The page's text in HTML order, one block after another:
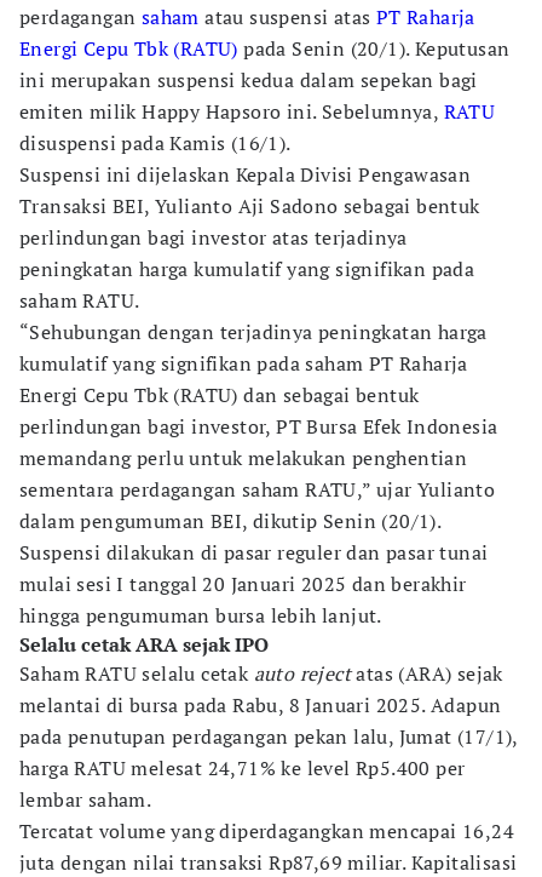
perdagangan saham atau suspensi atas PT Raharja
Energi Cepu Tbk (RATU) pada Senin (20/1). Keputusan
ini merupakan suspensi kedua dalam sepekan bagi
emiten milik Happy Hapsoro ini. Sebelumnya, RATU
disuspensi pada Kamis (16/1).
Suspensi ini dijelaskan Kepala Divisi Pengawasan
Transaksi BEI, Yulianto Aji Sadono sebagai bentuk
perlindungan bagi investor atas terjadinya
peningkatan harga kumulatif yang signifikan pada
saham RATU.
“Sehubungan dengan terjadinya peningkatan harga
kumulatif yang signifikan pada saham PT Raharja
Energi Cepu Tbk (RATU) dan sebagai bentuk
perlindungan bagi investor, PT Bursa Efek Indonesia
memandang perlu untuk melakukan penghentian
sementara perdagangan saham RATU,” ujar Yulianto
dalam pengumuman BEI, dikutip Senin (20/1).
Suspensi dilakukan di pasar reguler dan pasar tunai
mulai sesi I tanggal 20 Januari 2025 dan berakhir
hingga pengumuman bursa lebih lanjut.
Selalu cetak ARA sejak IPO
Saham RATU selalu cetak auto rejectatas (ARA) sejak
melantai di bursa pada Rabu, 8 Januari 2025. Adapun
pada penutupan perdagangan pekan lalu, Jumat (17/1),
harga RATU melesat 24,71% ke level Rp5.400 per
lembar saham.
Tercatat volume yang diperdagangkan mencapai 16,24
juta dengan nilai transaksi Rp87,69 miliar. Kapitalisasi